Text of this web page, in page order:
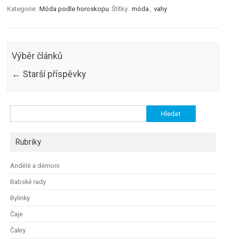
Kategorie: Móda podle horoskopu Štítky: móda vahy
Výběr článků
← Starší příspěvky
Rubriky
Andělé a démoni
Babské rady
Bylinky
Čaje
Čakry